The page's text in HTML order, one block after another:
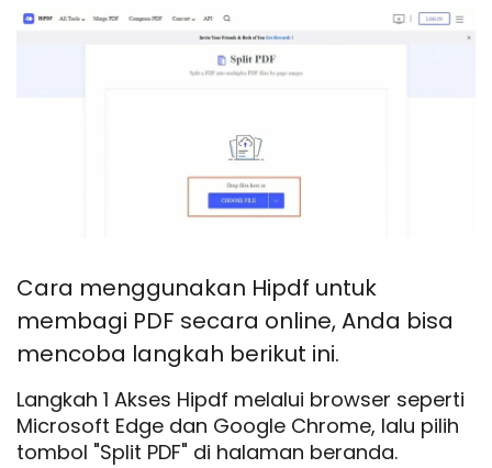
Cara menggunakan Hipdf untuk
membagi PDF secara online, Anda bisa
mencoba langkah berikut ini.
Langkah 1 Akses Hipdf melalui browser seperti
Microsoft Edge dan Google Chrome, lalu pilih
tombol "Split PDF" di halaman beranda.